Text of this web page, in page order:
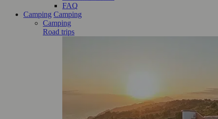
FAQ
Camping Camping
Camping
Road trips